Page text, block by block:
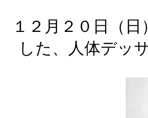
１２月２０日（
した、人体デッ